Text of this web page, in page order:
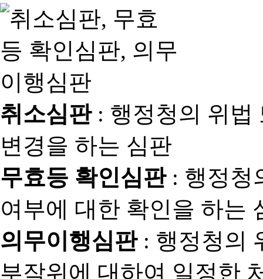
취소심판: 행정청의 위법
변경을 하는 심판
무효등 확인심판: 행정청
여부에 대한 확인을 하는
의무이행심판: 행정청의
부작위에 대하여 일정한